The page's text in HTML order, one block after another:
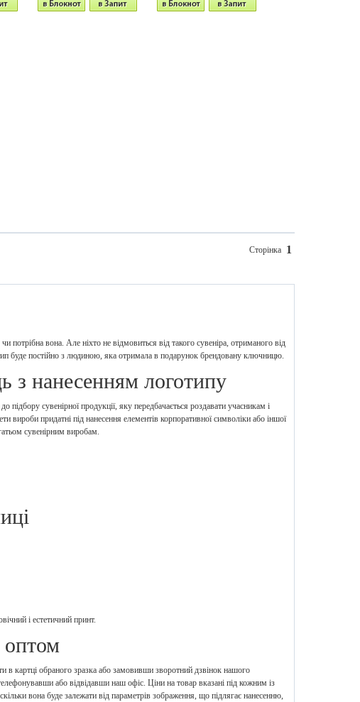
1
Сторінка
потрібна вона. Але ніхто не відмовиться від такого сувеніра, отриманого від
буде постійно з людиною, яка отримала в подарунок брендовану ключницю.
з нанесенням логотипу
сувенірної продукції, яку передбачається роздавати учасникам і
вироби придатні під нанесення елементів корпоративної символіки або іншої
сувенірним виробам.
і естетичний принт.
оптом
обраного зразка або замовивши зворотний дзвінок нашого
або відвідавши наш офіс. Ціни на товар вказані під кожним із
вона буде залежати від параметрів зображення, що підлягає нанесенню,